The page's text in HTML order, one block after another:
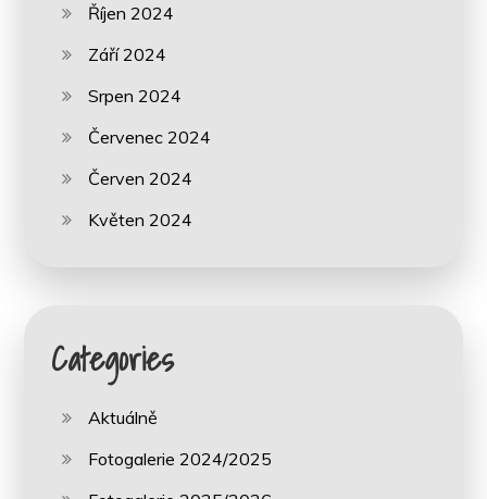
Říjen 2024
Září 2024
Srpen 2024
Červenec 2024
Červen 2024
Květen 2024
Categories
Aktuálně
Fotogalerie 2024/2025